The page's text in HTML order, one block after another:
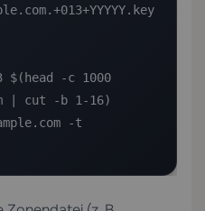
$(head -c 1000
| cut -b 1-16)